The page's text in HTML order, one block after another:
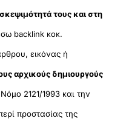
τους και στη
backlink κοκ.
εικόνας ή
αρχικούς δημιουργούς
2121/1993 και την
προστασίας της